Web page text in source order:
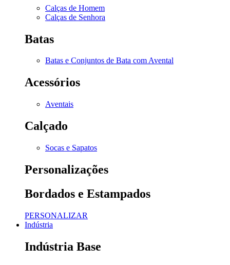
Calças de Homem
Calças de Senhora
Batas
Batas e Conjuntos de Bata com Avental
Acessórios
Aventais
Calçado
Socas e Sapatos
Personalizações
Bordados e Estampados
PERSONALIZAR
Indústria
Indústria Base